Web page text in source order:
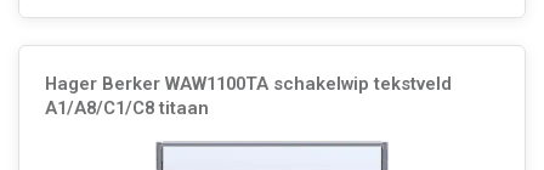
Hager Berker WAW1100TA schakelwip tekstveld
A1/A8/C1/C8 titaan